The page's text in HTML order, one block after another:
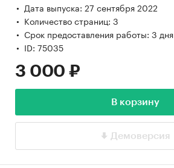
Дата выпуска: 27 сентября 2022
Количество страниц: 3
Срок предоставления работы: 3 дня
ID: 75035
3 000 ₽
В корзину
Демоверсия